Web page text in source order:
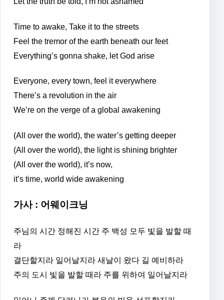
Time to awake, Take it to the streets
Feel the tremor of the earth beneath our feet
Everything’s gonna shake, let God arise
Everyone, every town, feel it everywhere
There’s a revolution in the air
We’re on the verge of a global awakening
(All over the world), the water’s getting deeper
(All over the world), the light is shining brighter
(All over the world), it’s now,
it’s time, world wide awakening
가사 : 어웨이크닝
주님의 시간 정해진 시간 주 백성 모두 빛을 발할 때
라
결단할지라 일어날지라 새날이 왔다 길 예비하라
주의 도시 빛을 발할 때라 주를 위하여 일어날지라